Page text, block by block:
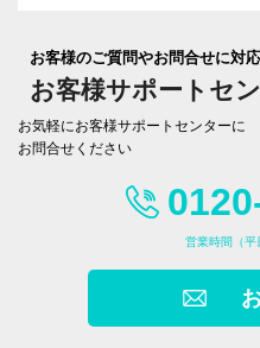
お客様のご質問やお問合せに対
お客様サポートセ
お気軽にお客様サポートセンターに
お問合せください
営業時間（